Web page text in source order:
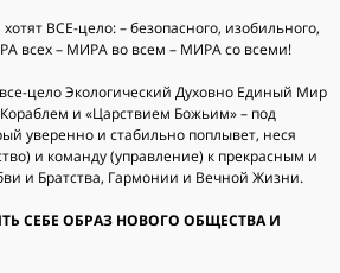
ВСЕ-цело: – безопасного, изобильного,
всех – МИРА во всем – МИРА со всеми!
цело Экологический Духовно Единый Мир
и «Царствием Божьим» – под
уверенно и стабильно поплывет, неся
и команду (управление) к прекрасным и
и Братства, Гармонии и Вечной Жизни.
СЕБЕ ОБРАЗ НОВОГО ОБЩЕСТВА И